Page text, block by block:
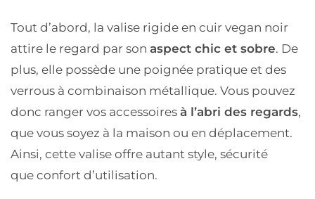
Tout d’abord, la valise rigide en cuir vegan noir
attire le regard par son aspect chic et sobre. De
plus, elle possède une poignée pratique et des
verrous à combinaison métallique. Vous pouvez
donc ranger vos accessoires à l’abri des regards,
que vous soyez à la maison ou en déplacement.
Ainsi, cette valise offre autant style, sécurité
que confort d’utilisation.